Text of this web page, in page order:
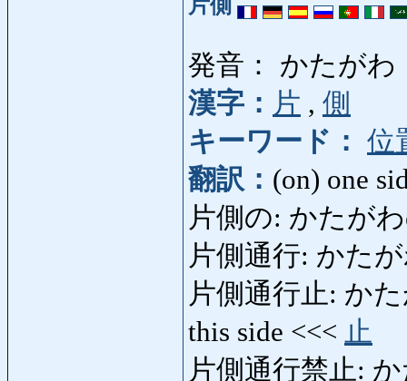
片側
発音： かたがわ
漢字： 片 , 側
キーワード： 位
翻訳： (on) one
片側の: かたが
片側通行: かた
片側通行止: か
this side <<< 止
片側通行禁止: